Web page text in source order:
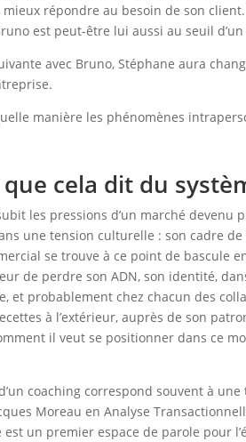
répondre au besoin de son
est peut-être lui aussi au seuil
avec Bruno, Stéphane aura
manière les phénomènes
que cela dit du
les pressions d’un marché
une tension culturelle : son cadre
se trouve à ce point de bascule
de perdre son ADN, son identité,
et probablement chez chacun des
à l’extérieur, auprès de son
il veut se positionner dans ce
coaching correspond souvent à
Moreau en Analyse
est un premier espace de parole pour